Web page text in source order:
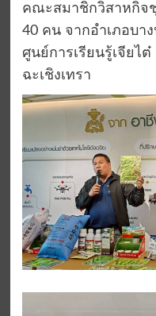
คณะสมาชิกวิสาหกิจ
40 คน จากอำเภอบา
ศูนย์การเรียนรู้เจียไ
ฉะเชิงเทรา